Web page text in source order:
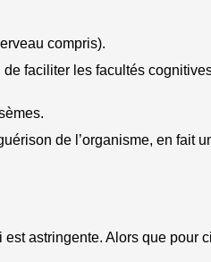
compris).
faciliter les facultés
de l’organisme, en fait
astringente. Alors que pour